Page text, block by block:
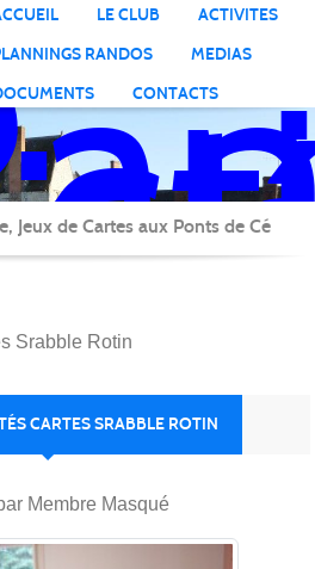
LE CLUB
ACTIVITES
RANDOS
MEDIAS
CONTACTS
Jeux de Cartes aux Ponts de Cé
Srabble Rotin
CARTES SRABBLE ROTIN
Membre Masqué